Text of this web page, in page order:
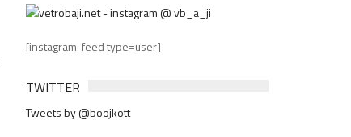
[instagram-feed type=user]
TWITTER
Tweets by @boojkott